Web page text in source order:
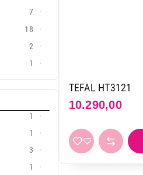
7
18
2
1
1
1
3
1
TEFAL HT3121
10.290,00